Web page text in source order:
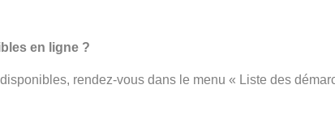
en ligne ?
rendez-vous dans le menu « Liste des